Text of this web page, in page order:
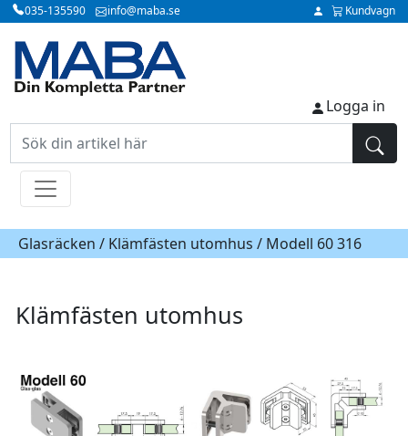
035-135590 info@maba.se Kundvagn
Logga in
Glasräcken / Klämfästen utomhus / Modell 60 316
Klämfästen utomhus